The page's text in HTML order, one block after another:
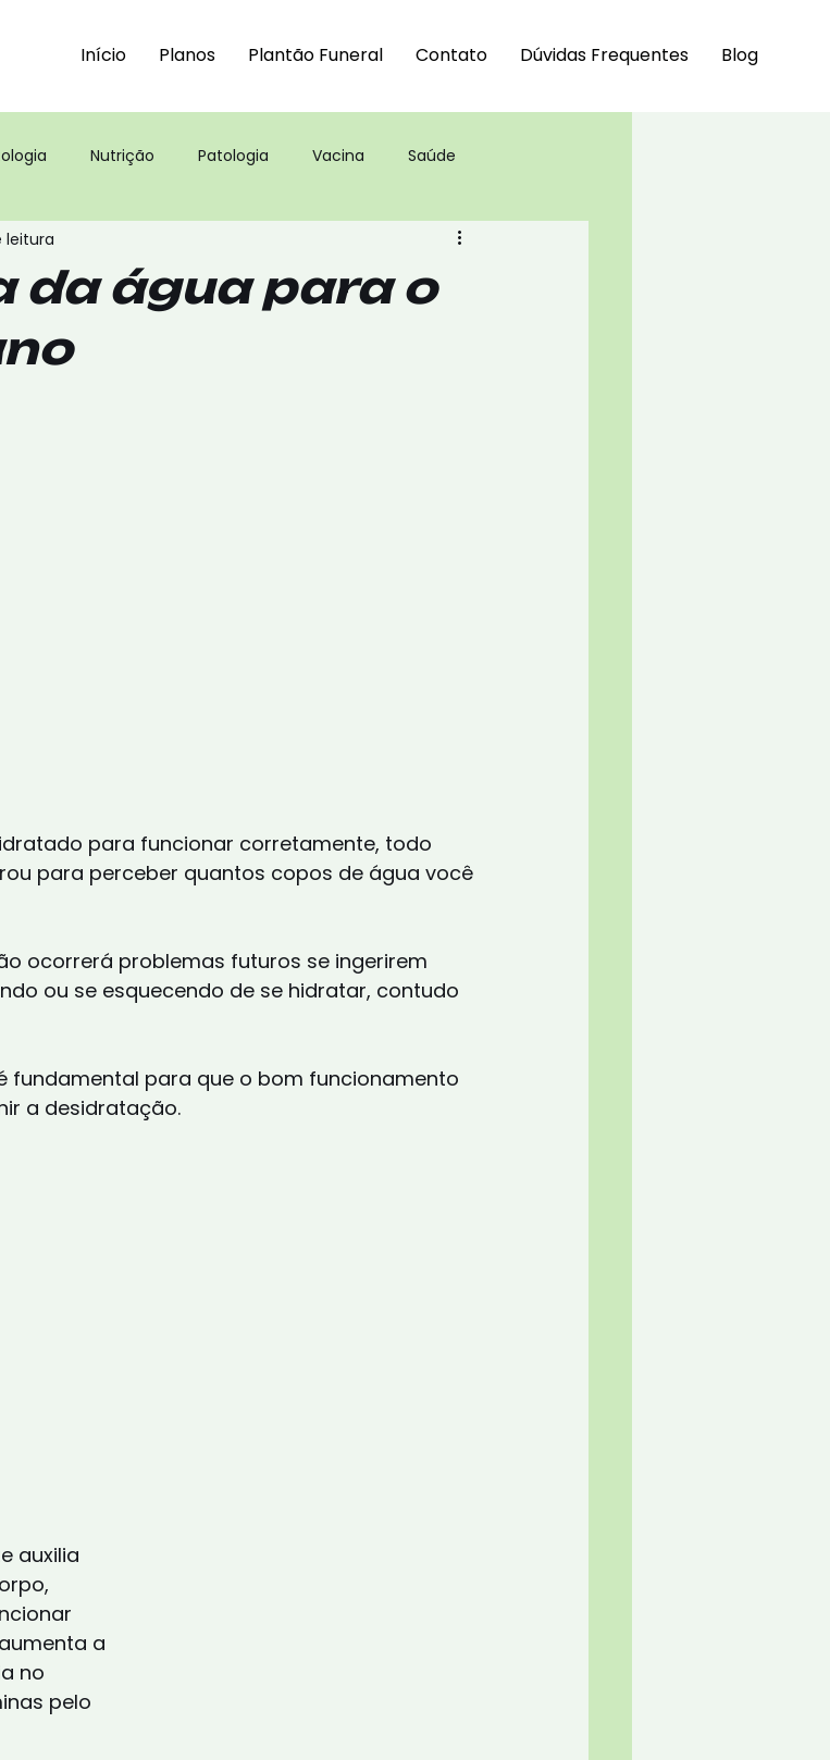
Início Planos Plantão Funeral Contato Dúvidas Frequentes Blog
Nutrição Patologia Vacina Saúde
da água para o
leitura
para funcionar corretamente, todo
para perceber quantos copos de água você
ocorrerá problemas futuros se ingerirem
ou se esquecendo de se hidratar, contudo
fundamental para que o bom funcionamento
a desidratação.
auxilia
a
no
pelo